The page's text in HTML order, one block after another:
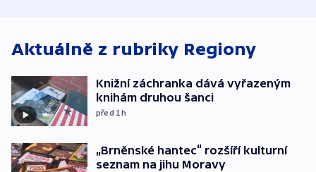
Aktuálně z rubriky Regiony
Knižní záchranka dává vyřazeným
knihám druhou šanci
před 1h
„Brněnské hantec“ rozšíří kulturní
seznam na jihu Moravy